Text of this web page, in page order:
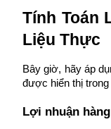
Tính Toán
Liệu Thực
Bây giờ, hãy áp
được hiển thị
Lợi nhuận